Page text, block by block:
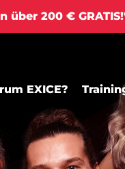
über 200 €
EXICE?